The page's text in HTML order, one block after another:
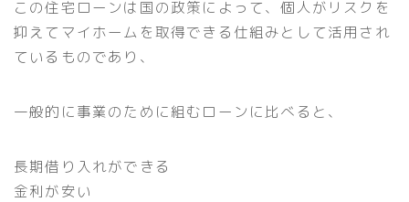
この住宅ローンは国の政策によって、個人がリスクを
抑えてマイホームを取得できる仕組みとして活用され
ているものであり、
一般的に事業のために組むローンに比べると、
長期借り入れができる
金利が安い